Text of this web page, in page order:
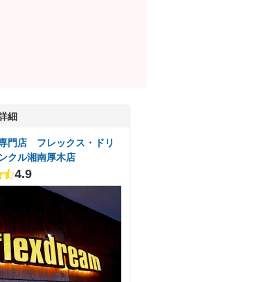
細
門店 フレックス・ドリ
クル湘南厚木店
4.9